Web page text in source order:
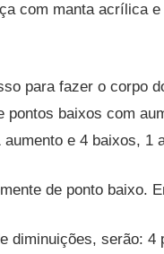
com manta acrílica
para fazer o corpo
baixos com
e 4 baixos, 1
de ponto baixo.
diminuições, serão: